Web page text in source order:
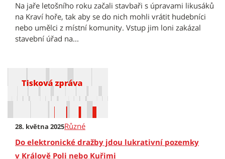
Na jaře letošního roku začali stavbaři s úpravami likusáků
na Kraví hoře, tak aby se do nich mohli vrátit hudebníci
nebo umělci z místní komunity. Vstup jim loni zakázal
stavební úřad na...
28. května 2025Různé
Do elektronické dražby jdou lukrativní pozemky
v Králově Poli nebo Kuřimi